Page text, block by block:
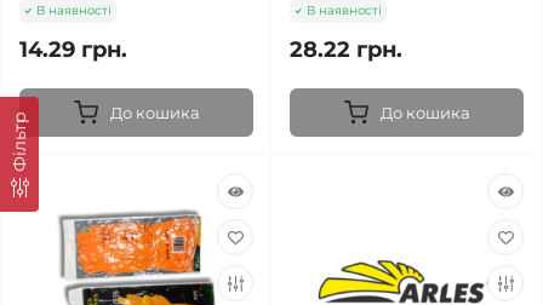
Фільтр
В наявності
14.29 грн.
До кошика
В наявності
28.22 грн.
До кошика